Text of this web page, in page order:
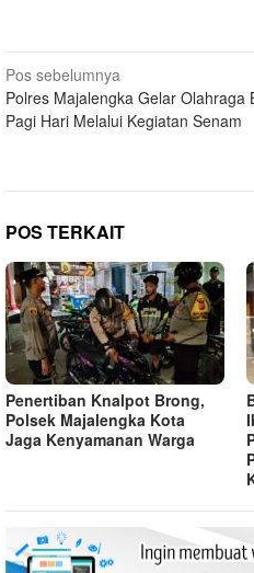
Navigasi
pos
Pos sebelumnya
Polres Majalengka Gelar Olahraga
Pagi Hari Melalui Kegiatan Senam
POS TERKAIT
Penertiban Knalpot Brong,
Polsek Majalengka Kota
Jaga Kenyamanan Warga